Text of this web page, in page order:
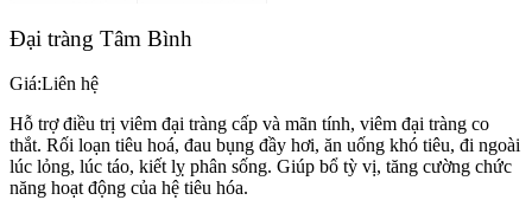
Đại tràng Tâm Bình
Giá:Liên hệ
Hỗ trợ điều trị viêm đại tràng cấp và mãn tính, viêm đại tràng co
thắt. Rối loạn tiêu hoá, đau bụng đầy hơi, ăn uống khó tiêu, đi ngoài
lúc lỏng, lúc táo, kiết lỵ phân sống. Giúp bổ tỳ vị, tăng cường chức
năng hoạt động của hệ tiêu hóa.